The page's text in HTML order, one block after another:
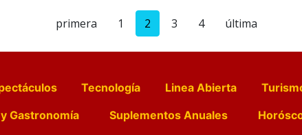
primera 1 2 3 4 última
Tecnología Linea Abierta
Gastronomía Suplementos Anuales